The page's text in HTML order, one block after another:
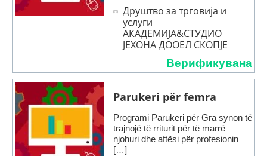
Друштво за трговија и
услуги
АКАДЕМИЈА&СТУДИО
ЈЕХОНА ДООЕЛ СКОПЈЕ
Верификувана
Parukeri për femra
Programi Parukeri për Gra synon të
trajnojë të rriturit për të marrë
njohuri dhe aftësi për profesionin
[…]